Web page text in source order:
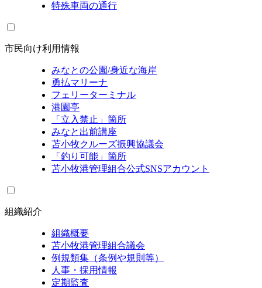
特殊車両の通行
市民向け利用情報
みなとの公園/身近な海岸
勇払マリーナ
フェリーターミナル
港園亭
「立入禁止」箇所
みなと出前講座
苫小牧クルーズ振興協議会
「釣り可能」箇所
苫小牧港管理組合公式SNSアカウント
組織紹介
組織概要
苫小牧港管理組合議会
例規類集（条例や規則等）
人事・採用情報
定期監査